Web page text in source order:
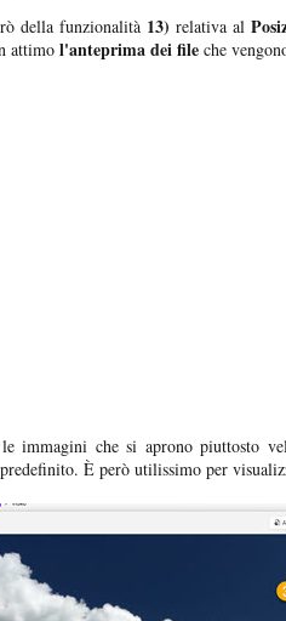
della funzionalità 13) relativa al
attimo l'anteprima dei file che
immagini che si aprono piuttosto
È però utilissimo per